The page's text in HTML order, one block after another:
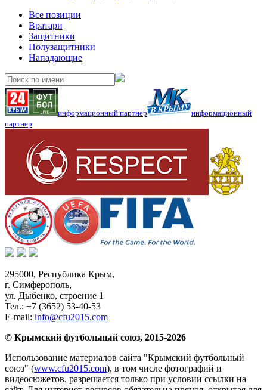
Все позиции
Вратари
Защитники
Полузащитники
Нападающие
информационный партнер
информационный
партнер
295000, Республика Крым,
г. Симферополь,
ул. Дыбенко, строение 1
Тел.: +7 (3652) 53-40-53
E-mail: info@cfu2015.com
© Крымский футбольный союз, 2015-2026
Использование материалов сайта "Крымский футбольный
союз" (www.cfu2015.com), в том числе фотографий и
видеосюжетов, разрешается только при условии ссылки на